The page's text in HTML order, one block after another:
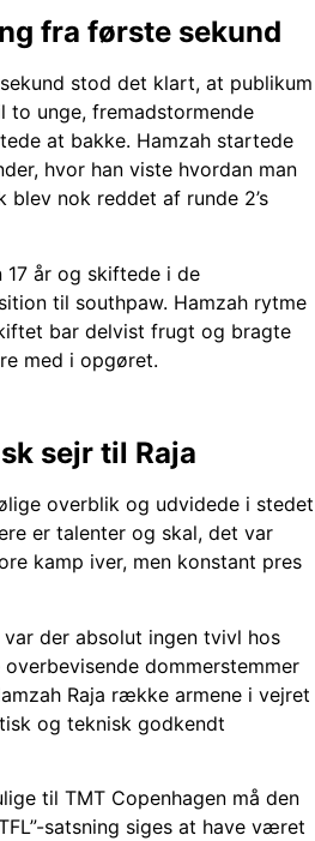
fra første sekund
stod det klart, at publikum
to unge, fremadstormende
at bakke. Hamzah startede
hvor han viste hvordan man
blev nok reddet af runde 2’s
17 år og skiftede i de
til southpaw. Hamzah rytme
bar delvist frugt og bragte
med i opgøret.
sejr til Raja
overblik og udvidede i stedet
er talenter og skal, det var
kamp iver, men konstant pres
der absolut ingen tvivl hos
dommerstemmer
Raja række armene i vejret
og teknisk godkendt
til TMT Copenhagen må den
satsning siges at have været